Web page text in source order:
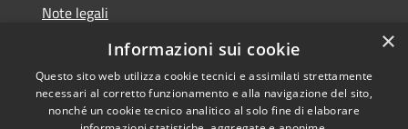
Note legali
Dichiarazione di accessibilità
×
Informazioni sui cookie
Questo sito web utilizza cookie tecnici e assimilati strettamente
necessari al corretto funzionamento e alla navigazione del sito,
nonché un cookie tecnico analitico al solo fine di elaborare